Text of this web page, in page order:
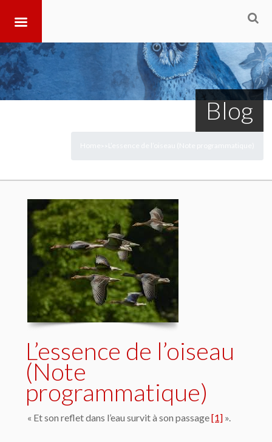
Blog
L’essence de l’oiseau
(Note
programmatique)
« Et son reflet dans l’eau survit à son passage[1] ».